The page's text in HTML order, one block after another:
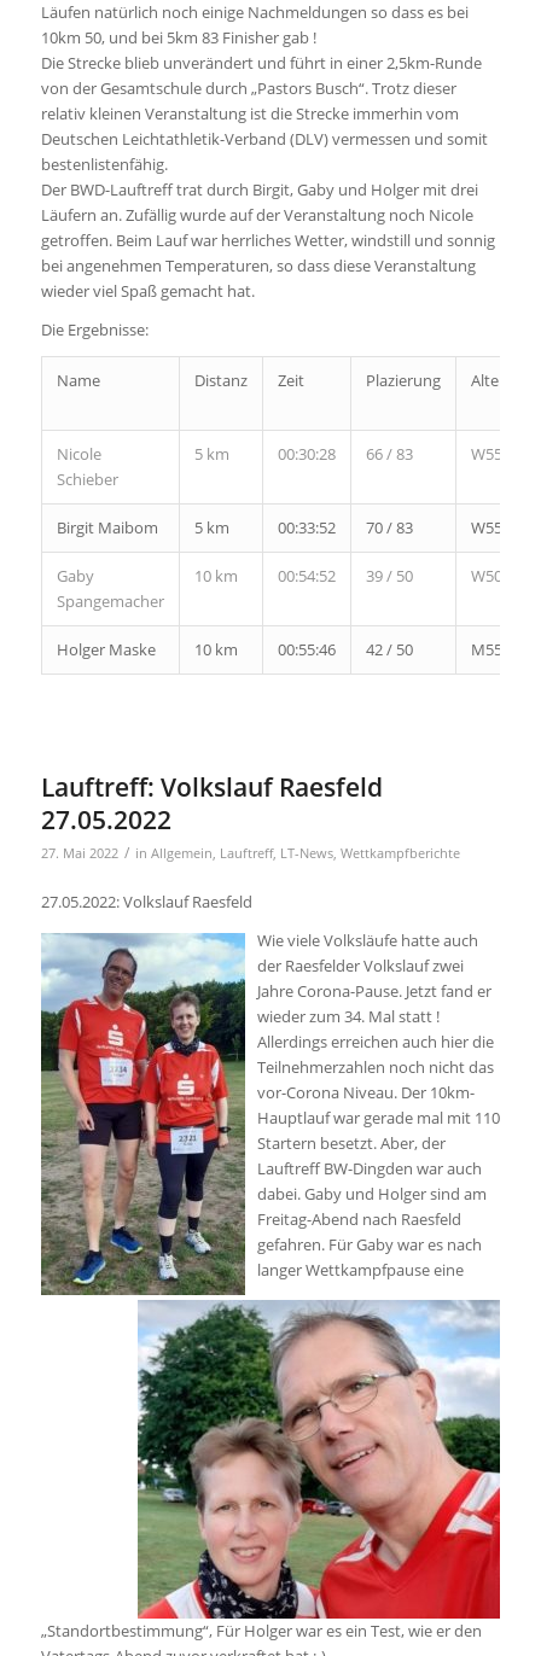
Läufen natürlich noch einige Nachmeldungen so dass es bei
10km 50, und bei 5km 83 Finisher gab !
Die Strecke blieb unverändert und führt in einer 2,5km-Runde
von der Gesamtschule durch „Pastors Busch“. Trotz dieser
relativ kleinen Veranstaltung ist die Strecke immerhin vom
Deutschen Leichtathletik-Verband (DLV) vermessen und somit
bestenlistenfähig.
Der BWD-Lauftreff trat durch Birgit, Gaby und Holger mit drei
Läufern an. Zufällig wurde auf der Veranstaltung noch Nicole
getroffen. Beim Lauf war herrliches Wetter, windstill und sonnig
bei angenehmen Temperaturen, so dass diese Veranstaltung
wieder viel Spaß gemacht hat.
Die Ergebnisse:
Name Distanz Zeit Plazierung
Nicole
Schieber
5 km 00:30:28 66 / 83 W55
Birgit Maibom 5 km 00:33:52 70 / 83 W55
Gaby
Spangemacher
10 km 00:54:52 39 / 50 W50
Holger Maske 10 km 00:55:46 42 / 50 M55
Lauftreff: Volkslauf Raesfeld
27.05.2022
27. Mai 2022 / in Allgemein, Lauftreff, LT-News, Wettkampfberichte
27.05.2022: Volkslauf Raesfeld
Wie viele Volksläufe hatte auch
der Raesfelder Volkslauf zwei
Jahre Corona-Pause. Jetzt fand er
wieder zum 34. Mal statt !
Allerdings erreichen auch hier die
Teilnehmerzahlen noch nicht das
vor-Corona Niveau. Der 10km-
Hauptlauf war gerade mal mit 110
Startern besetzt. Aber, der
Lauftreff BW-Dingden war auch
dabei. Gaby und Holger sind am
Freitag-Abend nach Raesfeld
gefahren. Für Gaby war es nach
langer Wettkampfpause eine
„Standortbestimmung“, Für Holger war es ein Test, wie er den